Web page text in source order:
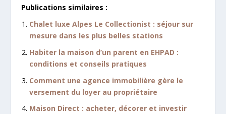
Publications similaires :
Chalet luxe Alpes Le Collectionist : séjour sur
mesure dans les plus belles stations
Habiter la maison d’un parent en EHPAD :
conditions et conseils pratiques
Comment une agence immobilière gère le
versement du loyer au propriétaire
Maison Direct : acheter, décorer et investir